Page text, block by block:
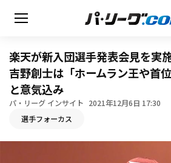
無料アカウント登録
HOME
楽天が新入団選手発表会見を実
吉野創士は「ホームラン王や首
と意気込み
パ・リーグ インサイト 2021年12月6日 17:30
選手フォーカス